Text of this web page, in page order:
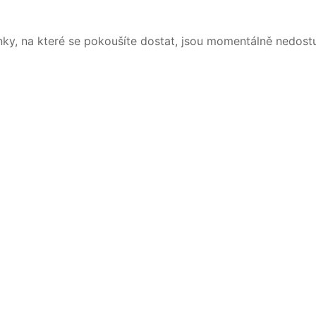
na které se pokoušíte dostat, jsou momentálně